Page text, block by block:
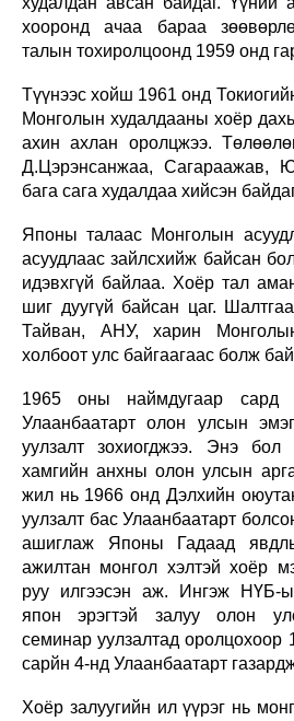
хооронд ачаа бараа
талын тохиролцоонд 1959 онд
Түүнээс хойш 1961 онд
Монголын худалдааны хоёр
ахин ахлан оролцжээ.
Д.Цэрэнсанжаа,
бага сага худалдаа хийсэн
Японы талаас Монголын
асуудлаас зайлсхийж байсан
идэвхгүй байлаа. Хоёр тал
шиг дуугүй байсан цаг.
Тайван, АНУ, харин
холбоот улс байгаагаас болж
1965 оны наймдугаар
Улаанбаатарт олон улсын
уулзалт зохиогджээ. Энэ бол
хамгийн анхны олон улсын
жил нь 1966 онд Дэлхийн
уулзалт бас Улаанбаатарт
ашиглаж Японы Гадаад
ажилтан монгол хэлтэй хоёр
руу илгээсэн аж. Ингэж НҮБ-
япон эрэгтэй залуу олон
семинар уулзалтад оролцохоор
сарйн 4-нд Улаанбаатарт
Хоёр залуугийн ил үүрэг нь